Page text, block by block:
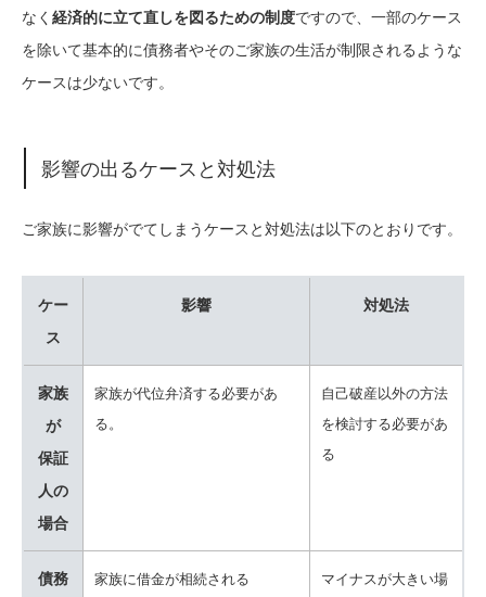
なく 経済的に立て直しを図るための制度ですので、一部のケース
を除いて基本的に債務者やそのご家族の生活が制限されるような
ケースは少ないです。
影響の出るケースと対処法
ご家族に影響がでてしまうケースと対処法は以下のとおりです。
ケー
ス
影響 対処法
家族
が
保証
人の
場合
家族が代位弁済する必要があ
る。
自己破産以外の方法
を検討する必要があ
る
債務
家族に借金が相続される
マイナスが大きい場